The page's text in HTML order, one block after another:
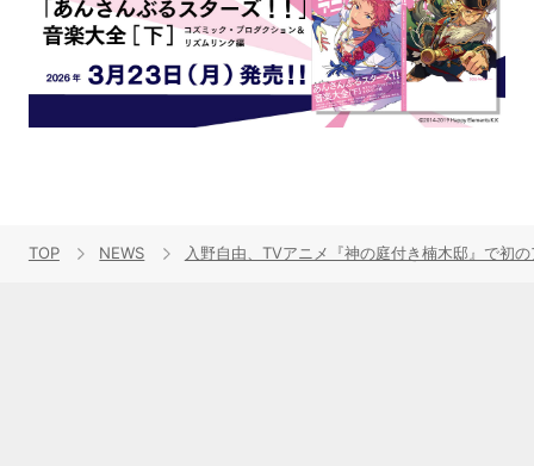
TOP NEWS 入野自由、TVアニメ『神の庭付き楠木邸』で初